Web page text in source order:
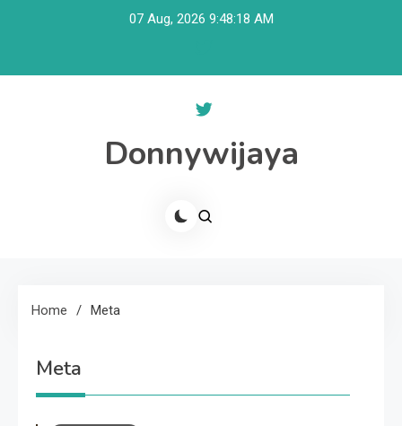
07 Aug, 2026 9:48:18 AM
Donnywijaya
Home Meta
Meta